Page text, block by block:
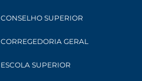
CONSELHO SUPERIOR
CORREGEDORIA GERAL
ESCOLA SUPERIOR